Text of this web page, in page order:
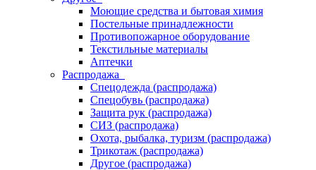
Моющие средства и бытовая химия
Постельные принадлежности
Противопожарное оборудование
Текстильные материалы
Аптечки
Распродажа
Спецодежда (распродажа)
Спецобувь (распродажа)
Защита рук (распродажа)
СИЗ (распродажа)
Охота, рыбалка, туризм (распродажа)
Трикотаж (распродажа)
Другое (распродажа)